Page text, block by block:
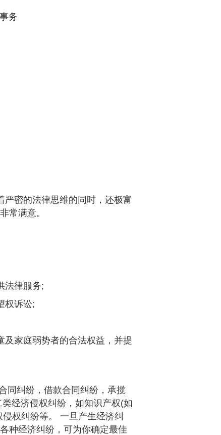
事务
密的法律思维的同时，还极富
常满意。
法律服务;
权诉讼;
及家庭弱势者的合法权益，并提
同纠纷，借款合同纠纷，承揽
经济侵权纠纷，如知识产权(如
权纠纷等。 一旦产生经济纠
种经济纠纷，可为你确定最佳